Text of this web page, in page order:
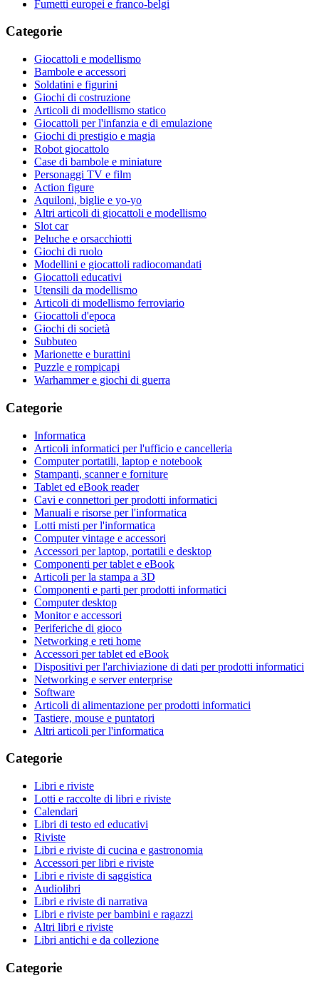
Fumetti europei e franco-belgi
Categorie
Giocattoli e modellismo
Bambole e accessori
Soldatini e figurini
Giochi di costruzione
Articoli di modellismo statico
Giocattoli per l'infanzia e di emulazione
Giochi di prestigio e magia
Robot giocattolo
Case di bambole e miniature
Personaggi TV e film
Action figure
Aquiloni, biglie e yo-yo
Altri articoli di giocattoli e modellismo
Slot car
Peluche e orsacchiotti
Giochi di ruolo
Modellini e giocattoli radiocomandati
Giocattoli educativi
Utensili da modellismo
Articoli di modellismo ferroviario
Giocattoli d'epoca
Giochi di società
Subbuteo
Marionette e burattini
Puzzle e rompicapi
Warhammer e giochi di guerra
Categorie
Informatica
Articoli informatici per l'ufficio e cancelleria
Computer portatili, laptop e notebook
Stampanti, scanner e forniture
Tablet ed eBook reader
Cavi e connettori per prodotti informatici
Manuali e risorse per l'informatica
Lotti misti per l'informatica
Computer vintage e accessori
Accessori per laptop, portatili e desktop
Componenti per tablet e eBook
Articoli per la stampa a 3D
Componenti e parti per prodotti informatici
Computer desktop
Monitor e accessori
Periferiche di gioco
Networking e reti home
Accessori per tablet ed eBook
Dispositivi per l'archiviazione di dati per prodotti informatici
Networking e server enterprise
Software
Articoli di alimentazione per prodotti informatici
Tastiere, mouse e puntatori
Altri articoli per l'informatica
Categorie
Libri e riviste
Lotti e raccolte di libri e riviste
Calendari
Libri di testo ed educativi
Riviste
Libri e riviste di cucina e gastronomia
Accessori per libri e riviste
Libri e riviste di saggistica
Audiolibri
Libri e riviste di narrativa
Libri e riviste per bambini e ragazzi
Altri libri e riviste
Libri antichi e da collezione
Categorie